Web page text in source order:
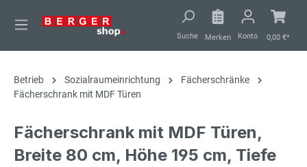
springen
Suche Merken Konto 0,00 €*
Betrieb Sozialraumeinrichtung
Fächerschränke
Fächerschrank mit MDF Türen
Fächerschrank mit MDF Türen,
Breite 80 cm, Höhe 195 cm, Tiefe